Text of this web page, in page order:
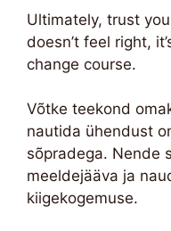
Ultimately, trust
doesn’t feel right,
change course.
Võtke teekond
nautida ühendust
sõpradega. Nende
meeldejääva ja
kiigekogemuse.